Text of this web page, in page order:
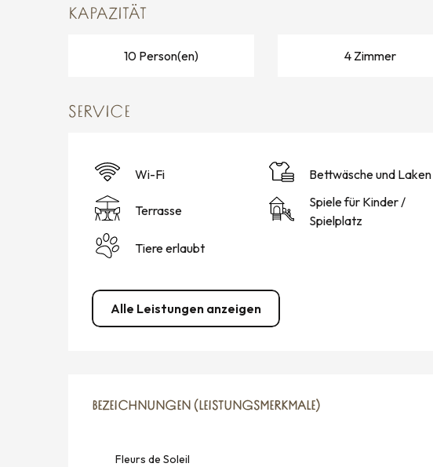
KAPAZITÄT
10 Person(en) 4 Zimmer
SERVICE
Wi-Fi Bettwäsche und Laken
Terrasse
Spiele für Kinder /
Spielplatz
Tiere erlaubt
Alle Leistungen anzeigen
LEISTUNGENSMÖGLICHKEITEN
BEZEICHNUNGEN (LEISTUNGSMERKMALE)
BEZEICHNUNGEN (LEISTUNGSMERKMALE)
Fleurs de Soleil